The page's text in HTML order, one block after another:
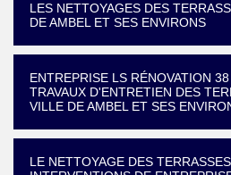
LES NETTOYAGES DES
DE AMBEL ET SES ENVIRONS
ENTREPRISE LS RÉNOVATION
TRAVAUX D'ENTRETIEN DES
VILLE DE AMBEL ET SES
LE NETTOYAGE DES